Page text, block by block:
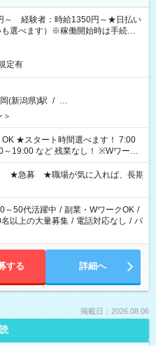
～ 経験者：時給1350円～★日払い
選べます）※稼働開始時は手続き完
。
定有
(新潟県)駅 / …
7:00
など 残業なし！ ※Wワーク
週40時間超の就業はご案内できま
間以上勤務は社会保険への加入対
（日雇い派遣の原則禁止）によ
ご案内が難しい場合があります
★急募 ★職場が気に入れば、長期
～50代活躍中 / 副業・WワークOK /
名以上の大量募集 / 電話対応なし / パ
する 詳細へ
掲載日：2026.08.06